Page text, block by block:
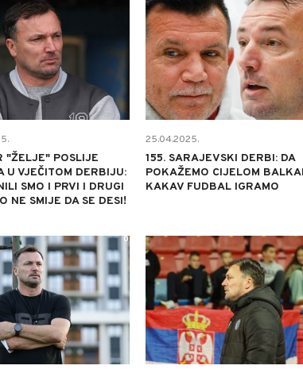
"ŽELJE" POSLIJE
U VJEČITOM DERBIJU:
SMO I PRVI I DRUGI
NE SMIJE DA SE DESI!
25.04.2025.
155. SARAJEVSKI DERBI: DA
POKAŽEMO CIJELOM
KAKAV FUDBAL IGRAMO
0